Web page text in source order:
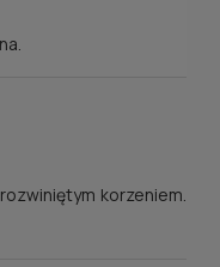
korzeniem.